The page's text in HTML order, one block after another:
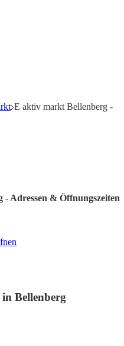
E aktiv markt Bellenberg -
Adressen & Öffnungszeiten
Bellenberg